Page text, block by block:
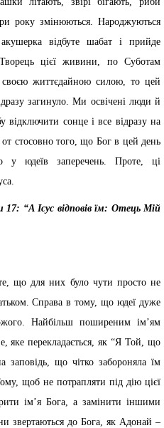
року змінюються. Народжуються
відбуте шабат і прийде
цієї живини, по Суботам
життєдайною силою, то цей
загинуло. Ми освічені люди й
сонце і все відразу на
от стосовно того, що Бог в цей день
у юдеїв заперечень. Проте, ці
“А Ісус відповів їм: Отець Мій
що для них було чути просто не
Справа в тому, що юдеї дуже
Найбільш поширеним ім’ям
яке перекладається, як “Я Той, що
що чітко забороняла їм
щоб не потрапляти під дію цієї
ім’я Бога, а замінити іншими
звертаються до Бога, як Адонай –